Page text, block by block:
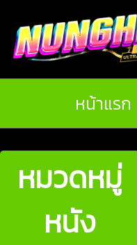
หน้าแรก
หมวดหมู่
หนัง